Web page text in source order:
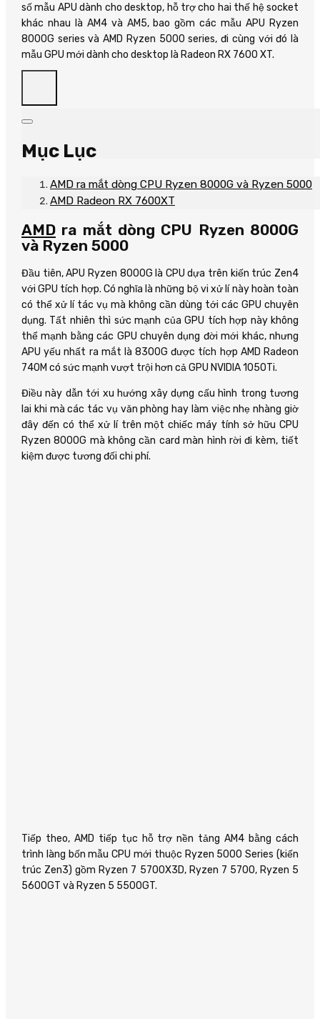
số mẫu APU dành cho desktop, hỗ trợ cho hai thế hệ socket
khác nhau là AM4 và AM5, bao gồm các mẫu APU Ryzen
8000G series và AMD Ryzen 5000 series, đi cùng với đó là
mẫu GPU mới dành cho desktop là Radeon RX 7600 XT.
Mục Lục
AMD ra mắt dòng CPU Ryzen 8000G và Ryzen 5000
AMD Radeon RX 7600XT
AMD ra mắt dòng CPU Ryzen 8000G
và Ryzen 5000
Đầu tiên, APU Ryzen 8000G là CPU dựa trên kiến trúc Zen4
với GPU tích hợp. Có nghĩa là những bộ vi xử lí này hoàn toàn
có thể xử lí tác vụ mà không cần dùng tới các GPU chuyên
dụng. Tất nhiên thì sức mạnh của GPU tích hợp này không
thể mạnh bằng các GPU chuyên dụng đời mới khác, nhưng
APU yếu nhất ra mắt là 8300G được tích hợp AMD Radeon
740M có sức mạnh vượt trội hơn cả GPU NVIDIA 1050Ti.
Điều này dẫn tới xu hướng xây dựng cấu hình trong tương
lai khi mà các tác vụ văn phòng hay làm việc nhẹ nhàng giờ
đây đến có thể xử lí trên một chiếc máy tính sở hữu CPU
Ryzen 8000G mà không cần card màn hình rời đi kèm, tiết
kiệm được tương đối chi phí.
Tiếp theo, AMD tiếp tục hỗ trợ nền tảng AM4 bằng cách
trình làng bốn mẫu CPU mới thuộc Ryzen 5000 Series (kiến
trúc Zen3) gồm Ryzen 7 5700X3D, Ryzen 7 5700, Ryzen 5
5600GT và Ryzen 5 5500GT.